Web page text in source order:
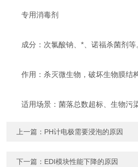
专用消毒剂
成分：次氯酸钠、*、诺福杀菌剂等
作用：杀灭微生物，破坏生物膜结构
适用场景：菌落总数超标、生物污染
上一篇： PH计电极需要浸泡的原因
下一篇： EDI模块性能下降的原因